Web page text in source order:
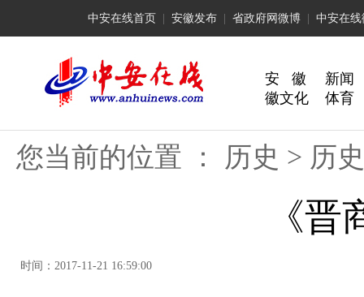
中安在线首页 安徽发布 省政府网微博 中安在线
安 徽
新闻
徽文化
体育
您当前的位置 ： 历史 > 历
《
时间：2017-11-21 16:59:00